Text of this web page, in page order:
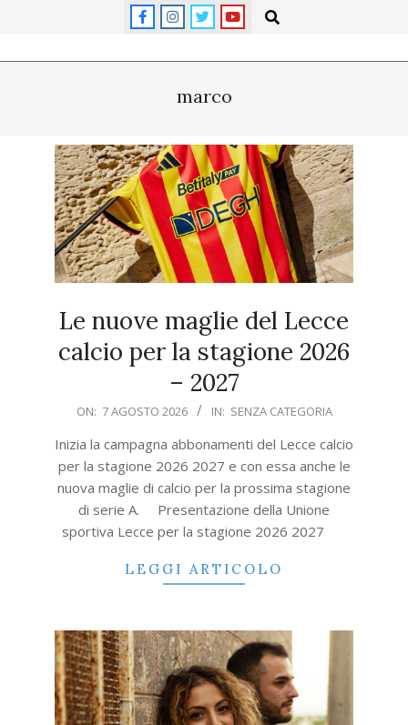
Search
marco
Le nuove maglie del Lecce
calcio per la stagione 2026
– 2027
2026-
07
ON: 7 AGOSTO 2026 IN: SENZA CATEGORIA
Inizia la campagna abbonamenti del Lecce calcio
per la stagione 2026 2027 e con essa anche le
nuova maglie di calcio per la prossima stagione
di serie A. Presentazione della Unione
sportiva Lecce per la stagione 2026 2027
LEGGI ARTICOLO